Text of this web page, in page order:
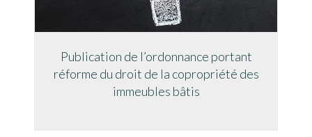
Publication de l’ordonnance portant
réforme du droit de la copropriété des
immeubles bâtis